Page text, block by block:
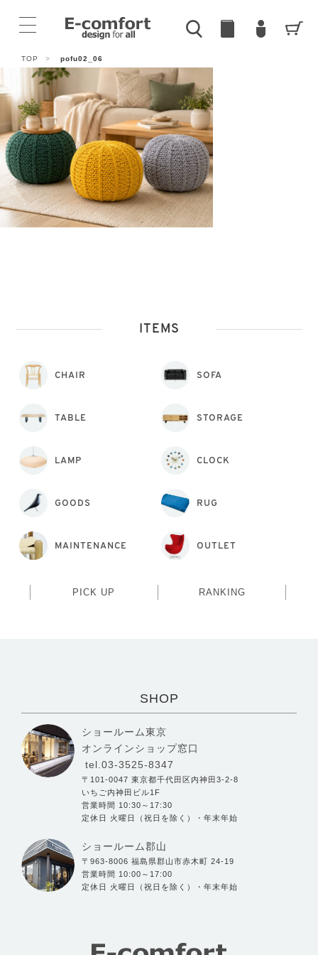
TOP > pofu02_06
ITEMS
CHAIR SOFA
TABLE STORAGE
LAMP CLOCK
GOODS RUG
MAINTENANCE OUTLET
PICK UP RANKING
SHOP
ショールーム東京
オンラインショップ窓口
tel.03-3525-8347
〒101-0047 東京都千代田区内神田3-2-8
いちご内神田ビル1F
営業時間 10:30～17:30
定休日 火曜日（祝日を除く）・年末年始
ショールーム郡山
〒963-8006 福島県郡山市赤木町 24-19
営業時間 10:00～17:00
定休日 火曜日（祝日を除く）・年末年始